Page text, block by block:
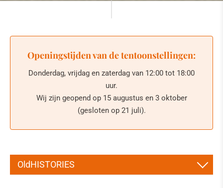
Openingstijden van de tentoonstellingen:
Donderdag, vrijdag en zaterdag van 12:00 tot 18:00
uur.
Wij zijn geopend op 15 augustus en 3 oktober
(gesloten op 21 juli).
OldHISTORIES